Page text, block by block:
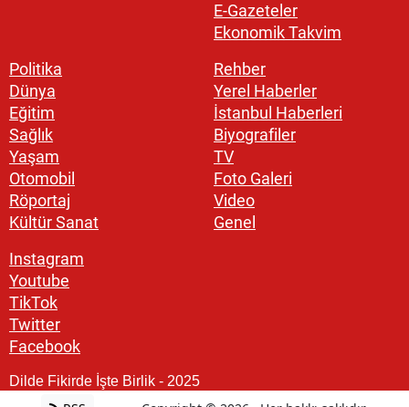
E-Gazeteler
Ekonomik Takvim
Politika
Dünya
Eğitim
Sağlık
Yaşam
Otomobil
Röportaj
Kültür Sanat
Rehber
Yerel Haberler
İstanbul Haberleri
Biyografiler
TV
Foto Galeri
Video
Genel
Instagram
Youtube
TikTok
Twitter
Facebook
Dilde Fikirde İşte Birlik - 2025